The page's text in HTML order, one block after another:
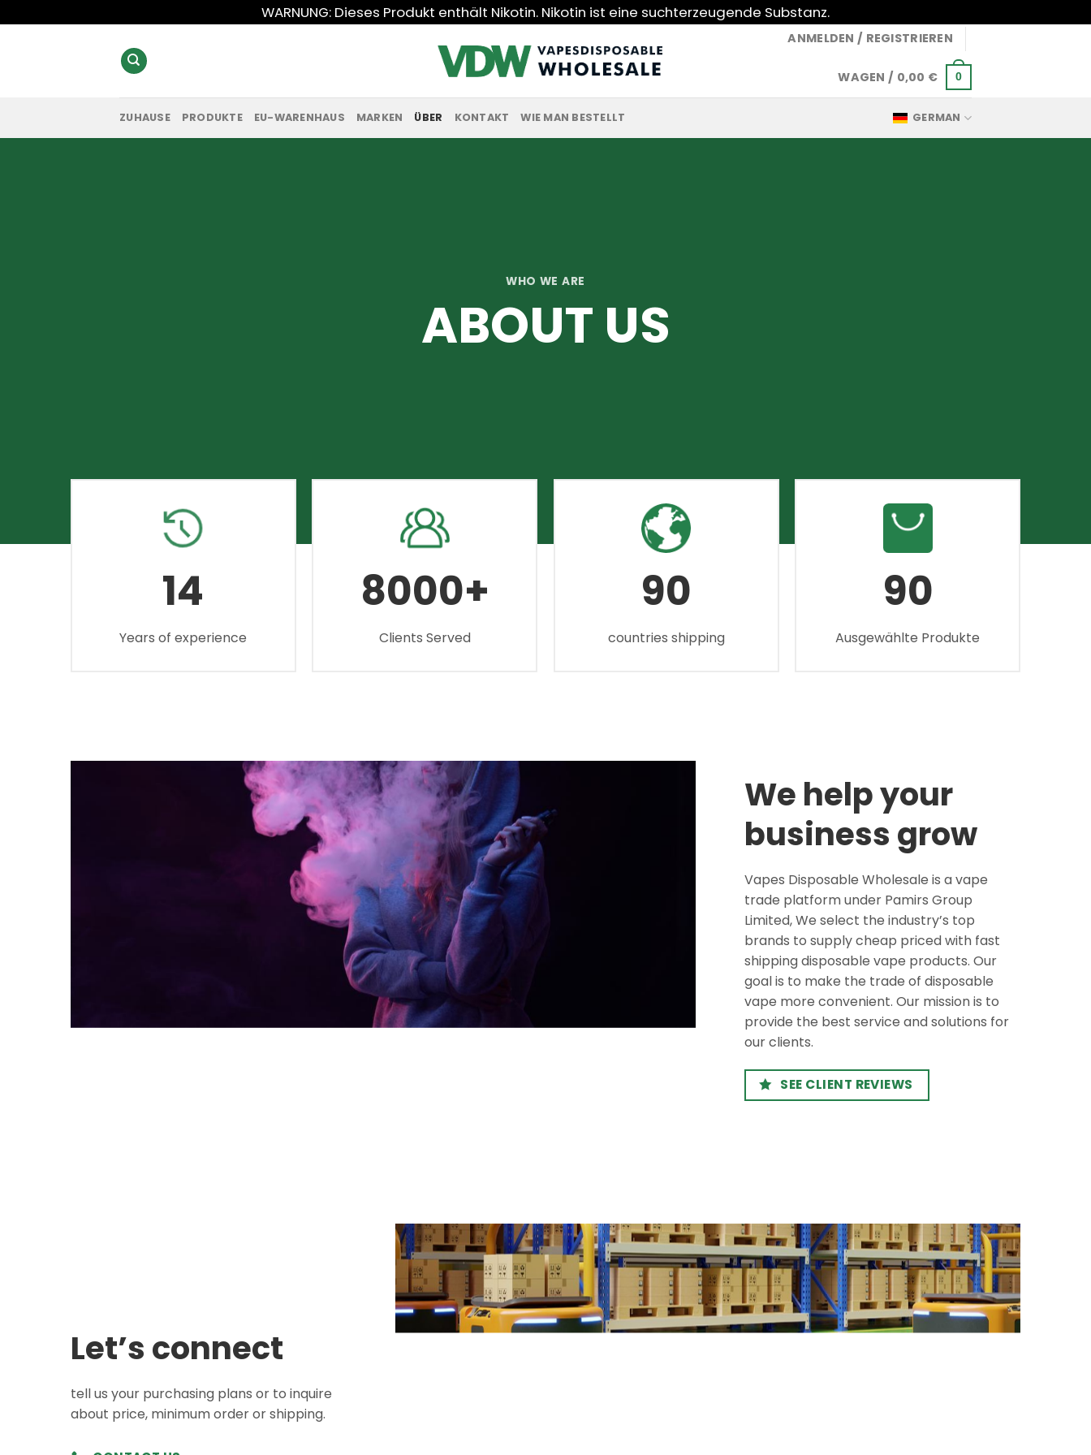
Inhalt
WARNUNG: Dieses Produkt enthält Nikotin. Nikotin ist eine suchterzeugende Substanz.
ANMELDEN / REGISTRIEREN
WAGEN / 0,00 € 0
ZUHAUSE PRODUKTE EU-WARENHAUS MARKEN ÜBER KONTAKT WIE MAN BESTELLT GERMAN
WHO WE ARE
ABOUT US
14
Years of experience
8000+
Clients Served
90
countries shipping
90
Ausgewählte Produkte
We help your
business grow
Vapes Disposable Wholesale is a vape
trade platform under Pamirs Group
Limited, We select the industry’s top
brands to supply cheap priced with fast
shipping disposable vape products. Our
goal is to make the trade of disposable
vape more convenient. Our mission is to
provide the best service and solutions for
our clients.
SEE CLIENT REVIEWS
Let’s connect
tell us your purchasing plans or to inquire
about price, minimum order or shipping.